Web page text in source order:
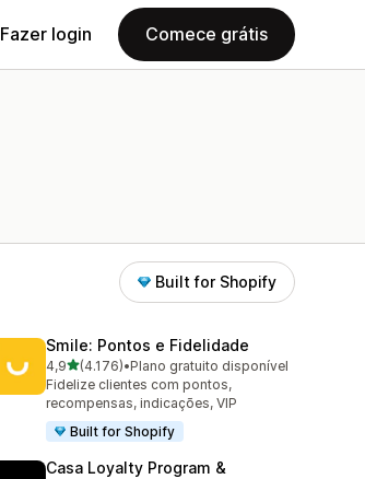
Fazer login Comece grátis
Built for Shopify
Smile: Pontos e Fidelidade
4,9de 5 estrelas
(4.176)
4176 avaliações ao todo
•Plano gratuito disponível
Fidelize clientes com pontos,
recompensas, indicações, VIP
Built for Shopify
Casa Loyalty Program &